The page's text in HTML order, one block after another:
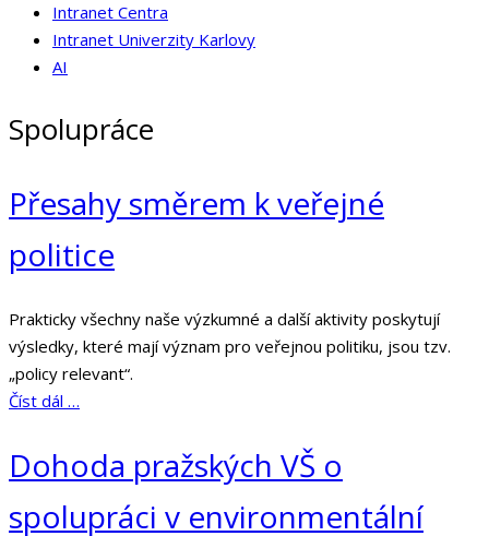
Intranet Centra
Intranet Univerzity Karlovy
AI
Spolupráce
Přesahy směrem k veřejné
politice
Prakticky všechny naše výzkumné a další aktivity poskytují
výsledky, které mají význam pro veřejnou politiku, jsou tzv.
„policy relevant“.
Číst dál …
Dohoda pražských VŠ o
spolupráci v environmentální